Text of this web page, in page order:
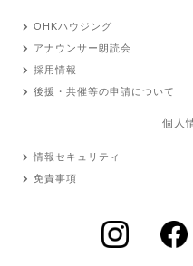
OHKハウジング
アナウンサー朗読会
採用情報
後援・共催等の申請について
個人
情報セキュリティ
免責事項